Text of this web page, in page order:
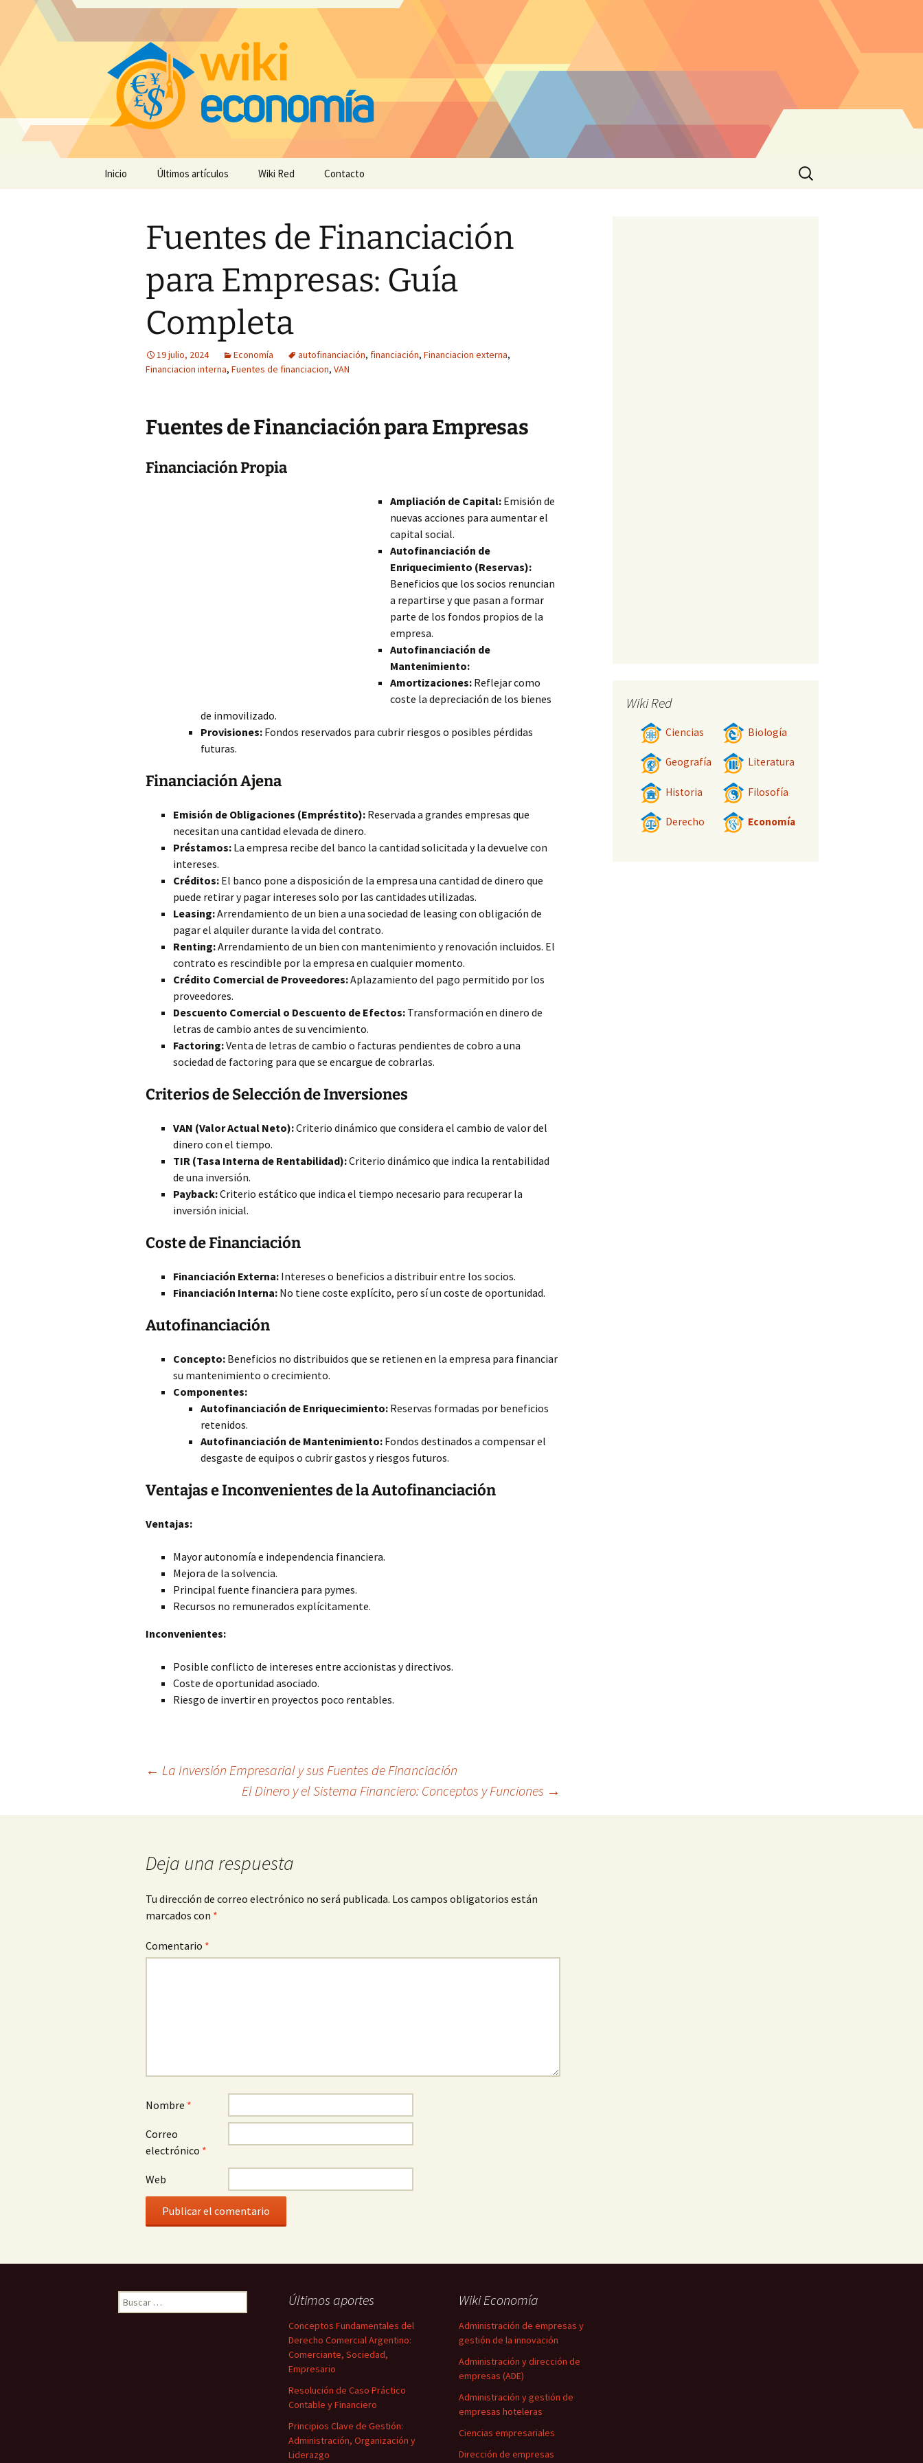
Inicio Últimos artículos Wiki Red Contacto
Buscar:
Fuentes de Financiación
para Empresas: Guía
Completa
19 julio, 2024 Economía autofinanciación, financiación, Financiacion externa,
Financiacion interna, Fuentes de financiacion, VAN
Fuentes de Financiación para Empresas
Financiación Propia
Ampliación de Capital: Emisión de
nuevas acciones para aumentar el
capital social.
Autofinanciación de
Enriquecimiento (Reservas):
Beneficios que los socios renuncian
a repartirse y que pasan a formar
parte de los fondos propios de la
empresa.
Autofinanciación de
Mantenimiento:
Amortizaciones: Reflejar como
coste la depreciación de los bienes
de inmovilizado.
Provisiones: Fondos reservados para cubrir riesgos o posibles pérdidas
futuras.
Financiación Ajena
Emisión de Obligaciones (Empréstito): Reservada a grandes empresas que
necesitan una cantidad elevada de dinero.
Préstamos: La empresa recibe del banco la cantidad solicitada y la devuelve con
intereses.
Créditos: El banco pone a disposición de la empresa una cantidad de dinero que
puede retirar y pagar intereses solo por las cantidades utilizadas.
Leasing:Arrendamiento de un bien a una sociedad de leasing con obligación de
pagar el alquiler durante la vida del contrato.
Renting:Arrendamiento de un bien con mantenimiento y renovación incluidos. El
contrato es rescindible por la empresa en cualquier momento.
Crédito Comercial de Proveedores:Aplazamiento del pago permitido por los
proveedores.
Descuento Comercial o Descuento de Efectos: Transformación en dinero de
letras de cambio antes de su vencimiento.
Factoring:Venta de letras de cambio o facturas pendientes de cobro a una
sociedad de factoring para que se encargue de cobrarlas.
Criterios de Selección de Inversiones
VAN (Valor Actual Neto):Criterio dinámico que considera el cambio de valor del
dinero con el tiempo.
TIR (Tasa Interna de Rentabilidad):Criterio dinámico que indica la rentabilidad
de una inversión.
Payback:Criterio estático que indica el tiempo necesario para recuperar la
inversión inicial.
Coste de Financiación
Financiación Externa: Intereses o beneficios a distribuir entre los socios.
Financiación Interna: No tiene coste explícito, pero sí un coste de oportunidad.
Autofinanciación
Concepto: Beneficios no distribuidos que se retienen en la empresa para financiar
su mantenimiento o crecimiento.
Componentes:
Autofinanciación de Enriquecimiento: Reservas formadas por beneficios
retenidos.
Autofinanciación de Mantenimiento: Fondos destinados a compensar el
desgaste de equipos o cubrir gastos y riesgos futuros.
Ventajas e Inconvenientes de la Autofinanciación
Ventajas:
Mayor autonomía e independencia financiera.
Mejora de la solvencia.
Principal fuente financiera para pymes.
Recursos no remunerados explícitamente.
Inconvenientes:
Posible conflicto de intereses entre accionistas y directivos.
Coste de oportunidad asociado.
Riesgo de invertir en proyectos poco rentables.
Navegación
de
← La Inversión Empresarial y sus Fuentes de Financiación
El Dinero y el Sistema Financiero: Conceptos y Funciones →
Deja una respuesta
Tu dirección de correo electrónico no será publicada. Los campos obligatorios están
marcados con *
Comentario *
Nombre *
Correo
electrónico *
Web
Wiki Red
Ciencias Biología
Geografía Literatura
Historia Filosofía
Derecho Economía
Buscar: Últimos aportes
Conceptos Fundamentales del
Derecho Comercial Argentino:
Comerciante, Sociedad,
Empresario
Resolución de Caso Práctico
Contable y Financiero
Principios Clave de Gestión:
Administración, Organización y
Liderazgo
Wiki Economía
Administración de empresas y
gestión de la innovación
Administración y dirección de
empresas (ADE)
Administración y gestión de
empresas hoteleras
Ciencias empresariales
Dirección de empresas